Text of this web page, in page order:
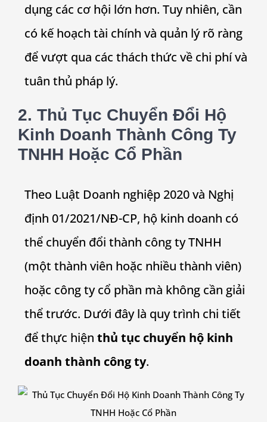
dụng các cơ hội lớn hơn. Tuy nhiên, cần
có kế hoạch tài chính và quản lý rõ ràng
để vượt qua các thách thức về chi phí và
tuân thủ pháp lý.
2. Thủ Tục Chuyển Đổi Hộ
Kinh Doanh Thành Công Ty
TNHH Hoặc Cổ Phần
Theo Luật Doanh nghiệp 2020 và Nghị
định 01/2021/NĐ-CP, hộ kinh doanh có
thể chuyển đổi thành công ty TNHH
(một thành viên hoặc nhiều thành viên)
hoặc công ty cổ phần mà không cần giải
thể trước. Dưới đây là quy trình chi tiết
để thực hiện thủ tục chuyển hộ kinh
doanh thành công ty.